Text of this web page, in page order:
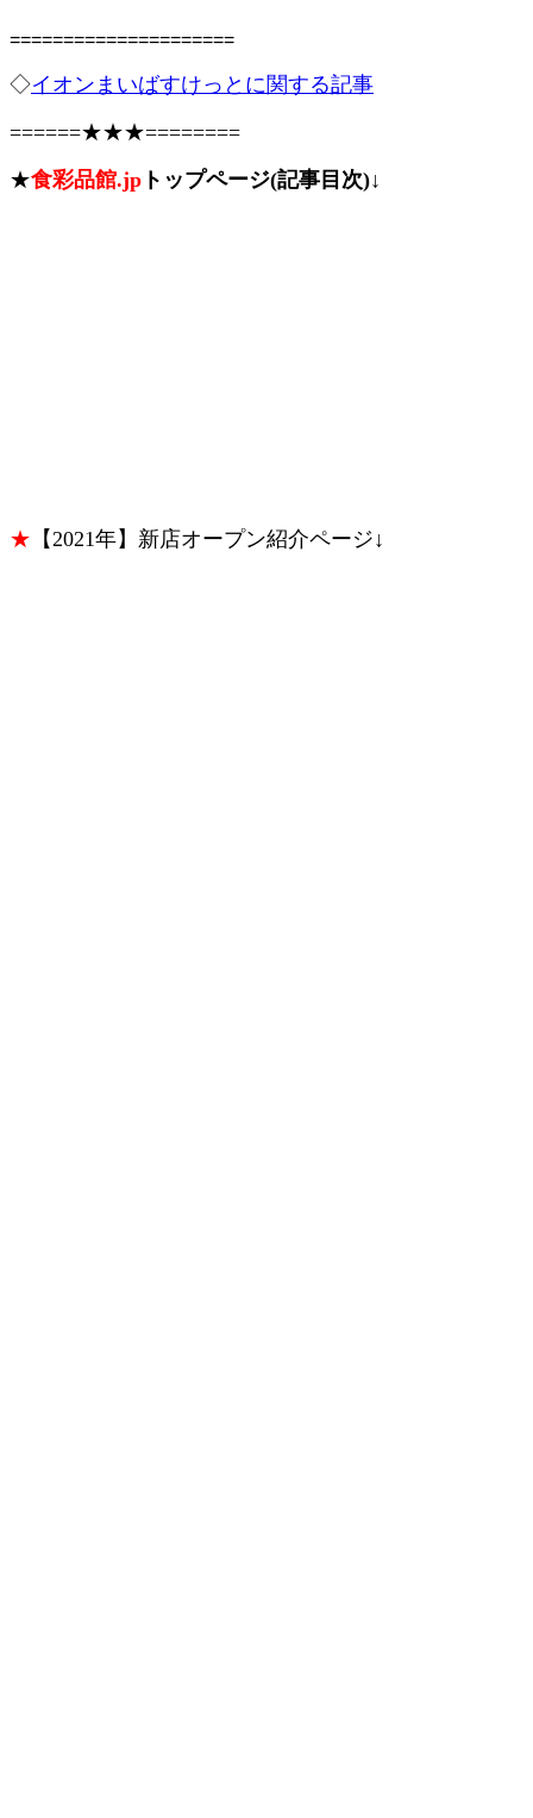
=====================
◇イオンまいばすけっとに関する記事
======★★★========
★食彩品館.jp トップページ(記事目次)↓
★ 【2021年】新店オープン紹介ページ↓